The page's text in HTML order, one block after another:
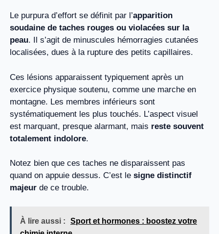
Le purpura d’effort se définit par l’apparition
soudaine de taches rouges ou violacées sur la
peau. Il s’agit de minuscules hémorragies cutanées
localisées, dues à la rupture des petits capillaires.
Ces lésions apparaissent typiquement après un
exercice physique soutenu, comme une marche en
montagne. Les membres inférieurs sont
systématiquement les plus touchés. L’aspect visuel
est marquant, presque alarmant, mais reste souvent
totalement indolore.
Notez bien que ces taches ne disparaissent pas
quand on appuie dessus. C’est le signe distinctif
majeur de ce trouble.
À lire aussi :
Sport et hormones : boostez votre